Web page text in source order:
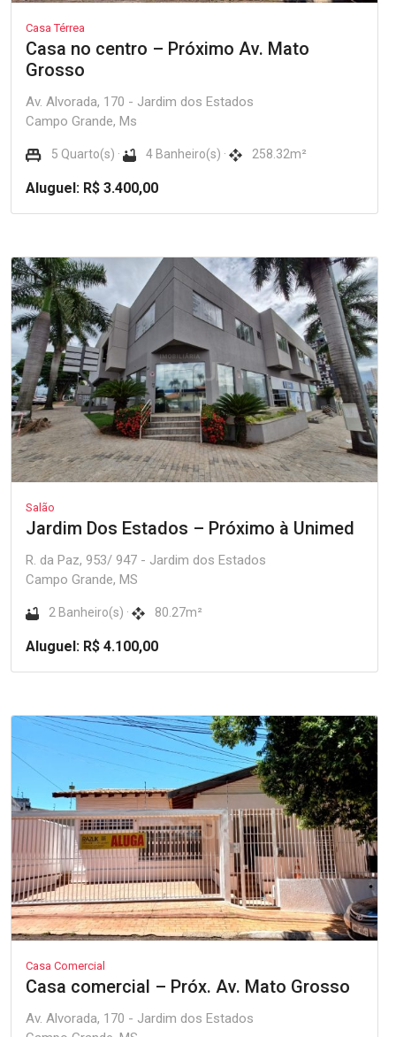
Casa Térrea
Casa no centro – Próximo Av. Mato
Grosso
Av. Alvorada, 170 - Jardim dos Estados
Campo Grande, Ms
5 Quarto(s) · 4 Banheiro(s) · 258.32m²
Aluguel: R$ 3.400,00
Salão
Jardim Dos Estados – Próximo à Unimed
R. da Paz, 953/ 947 - Jardim dos Estados
Campo Grande, MS
2 Banheiro(s) · 80.27m²
Aluguel: R$ 4.100,00
Casa Comercial
Casa comercial – Próx. Av. Mato Grosso
Av. Alvorada, 170 - Jardim dos Estados